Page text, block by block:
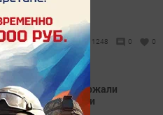
1248 0 0
Мензелинска одержали
победу в Казани